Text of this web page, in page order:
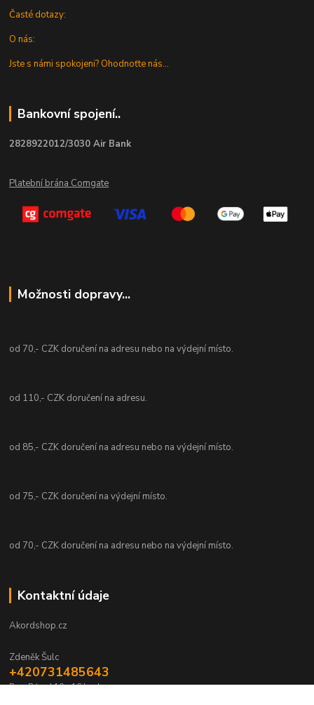
Časté dotazy:
O nás:
Jste s námi spokojeni? Ohodnoťte nás...
Bankovní spojení..
2828922012/3030 Air Bank
Platební brána Comgate
Možnosti dopravy...
od 70,- CZK doručení na adresu nebo na výdejní místo.
od 110,- CZK doručení na adresu.
od 85,- CZK doručení na adresu nebo na výdejní místo.
od 75,- CZK doručení na výdejní místo.
od 70,- CZK doručení na adresu nebo na výdejní místo.
Kontaktní údaje
Akordshop.cz
Zdeněk Šulc
+420731485643
Po - Pá od 10 - 16 hod.